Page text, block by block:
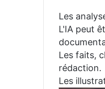
Les
L'IA peut
Les faits,
rédaction.
Les